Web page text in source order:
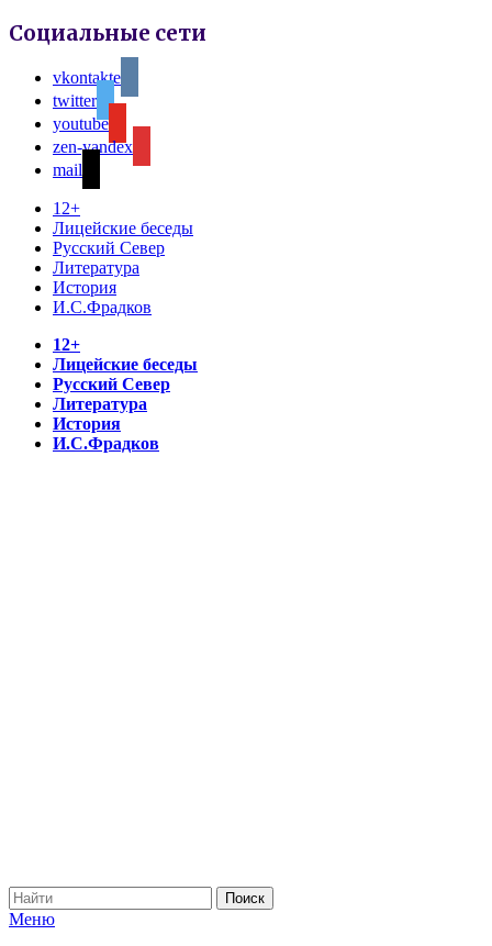
Социальные сети
vkontakte
twitter
youtube
zen-yandex
mail
12+
Лицейские беседы
Русский Север
Литература
История
И.С.Фрадков
12+
Лицейские беседы
Русский Север
Литература
История
И.С.Фрадков
Меню